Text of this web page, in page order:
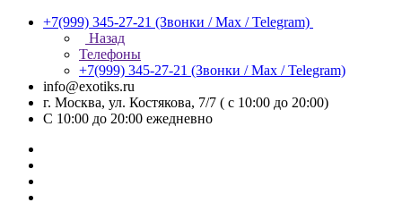
+7(999) 345-27-21 (Звонки / Max / Telegram)
Назад
Телефоны
+7(999) 345-27-21 (Звонки / Max / Telegram)
info@exotiks.ru
г. Москва, ул. Костякова, 7/7 ( с 10:00 до 20:00)
С 10:00 до 20:00 ежедневно